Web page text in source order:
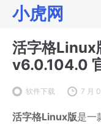
小虎网
活字格Linux
v6.0.104.0
软件下载 7 月
活字格Linux版是一